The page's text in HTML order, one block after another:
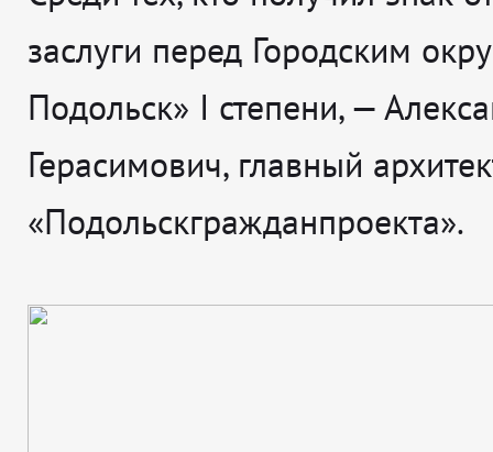
заслуги перед Городским
Подольск» I степени, —
Герасимович, главный
«Подольскгражданпроекта».